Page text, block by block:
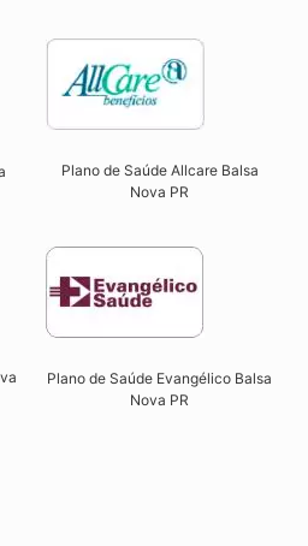
Plano de Saúde Allcare Balsa
Nova PR​
Plano de Saúde Evangélico Balsa
Nova PR​